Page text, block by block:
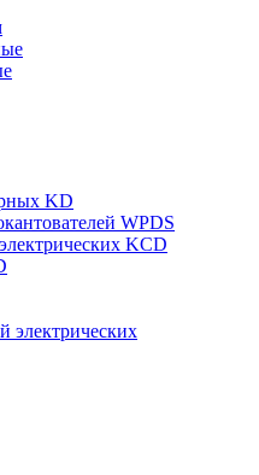
KD
WPDS
KCD
электрических